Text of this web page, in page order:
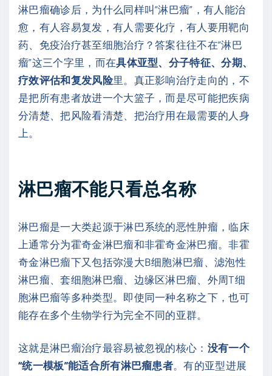
淋巴瘤确诊后，为什么同样叫“淋巴瘤”，有人能治
愈，有人容易复发，有人需要化疗，有人要用靶向
药、免疫治疗甚至细胞治疗？答案往往不在“淋巴
瘤”这三个字里，而在具体亚型、分子特征、分期、
疗效评估和复发风险里。真正影响治疗走向的，不
是把所有患者放进一个大篮子，而是尽可能把疾病
分清楚、把风险看清楚、把治疗用在最需要的人身
上。
淋巴瘤不能只看总名称
淋巴瘤是一大类起源于淋巴系统的恶性肿瘤，临床
上通常分为霍奇金淋巴瘤和非霍奇金淋巴瘤。非霍
奇金淋巴瘤下又包括弥漫大B细胞淋巴瘤、滤泡性
淋巴瘤、套细胞淋巴瘤、边缘区淋巴瘤、外周T细
胞淋巴瘤等多种类型。即使同一种名称之下，也可
能存在多个生物学行为完全不同的亚群。
这就是淋巴瘤治疗最容易被忽视的核心： 没有一个
“统一模板”能适合所有淋巴瘤患者。有的亚型进展